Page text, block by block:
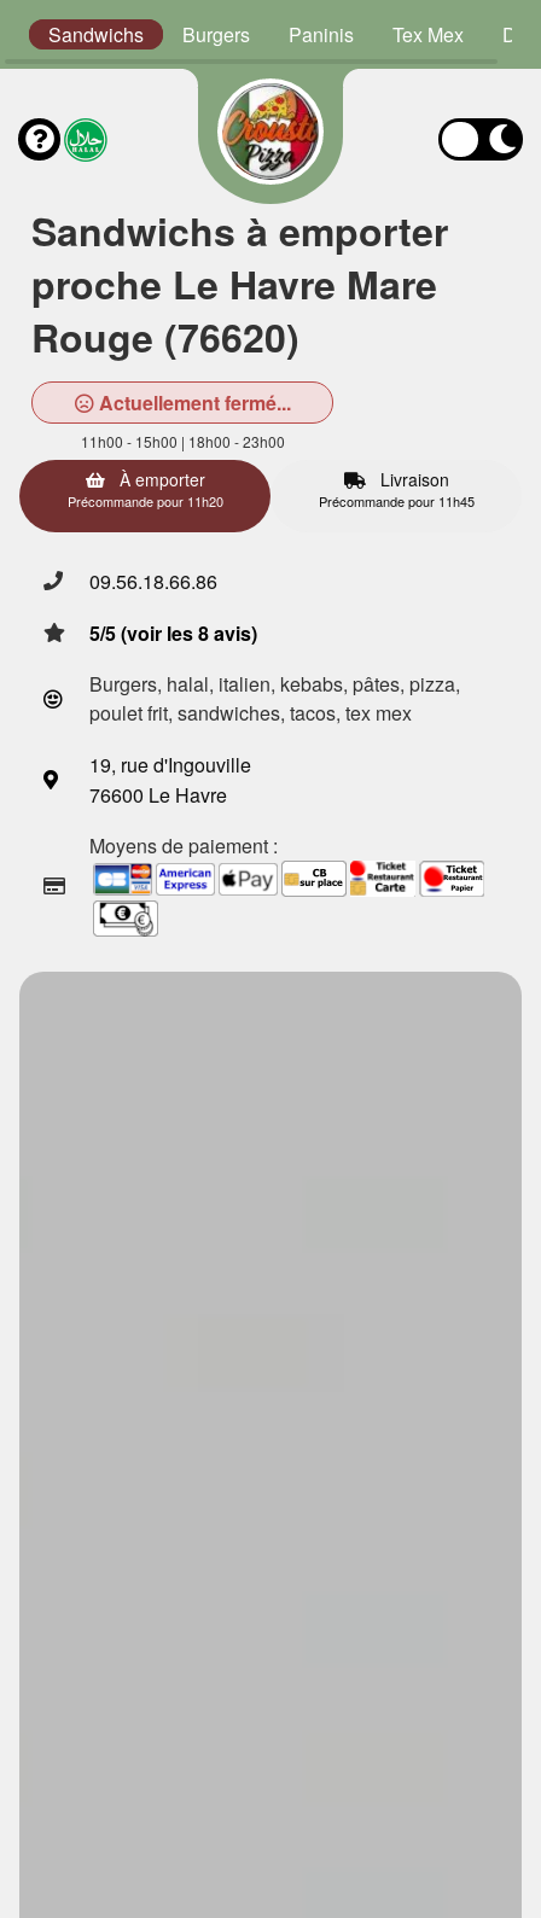
Sandwichs Burgers Paninis Tex Mex
Sandwichs à emporter
proche Le Havre Mare
Rouge (76620)
Actuellement fermé...
11h00 - 15h00 | 18h00 - 23h00
À emporter
Précommande pour 11h20
Livraison
Précommande pour 11h45
09.56.18.66.86
5/5 (voir les 8 avis)
Burgers, halal, italien, kebabs, pâtes, pizza,
poulet frit, sandwiches, tacos, tex mex
19, rue d'Ingouville
76600 Le Havre
Moyens de paiement :